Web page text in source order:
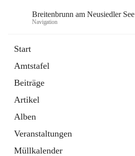
Breitenbrunn am Neusiedler See
Navigation
Start
Amtstafel
Beiträge
Artikel
Alben
Veranstaltungen
Müllkalender
18 Schnellzugriffe
Gemeindeservice